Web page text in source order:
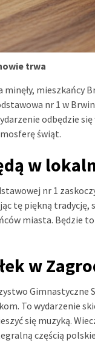
trwa
mieszkańcy
nr 1 w
odbędzie
świąt.
w
nr 1
tę piękną
miasta. Będzie
w
Gimnastyczne
To wydarzenie
się muzyką.
częścią